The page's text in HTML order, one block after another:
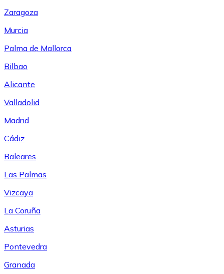
Zaragoza
Murcia
Palma de Mallorca
Bilbao
Alicante
Valladolid
Madrid
Cádiz
Baleares
Las Palmas
Vizcaya
La Coruña
Asturias
Pontevedra
Granada